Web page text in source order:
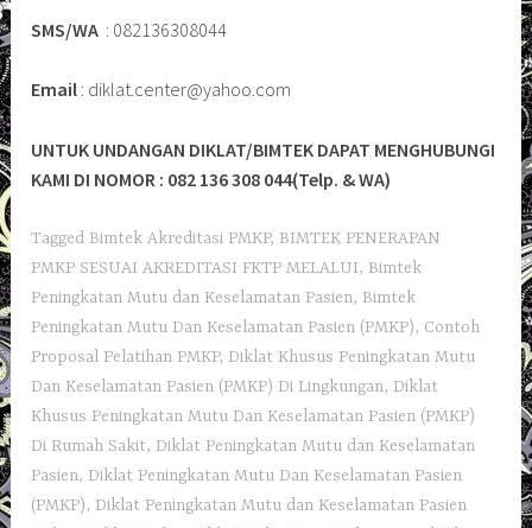
SMS/WA : 082136308044
Email : diklat.center@yahoo.com
UNTUK UNDANGAN DIKLAT/BIMTEK DAPAT MENGHUBUNGI
KAMI DI NOMOR : 082 136 308 044(Telp. & WA)
Tagged Bimtek Akreditasi PMKP, BIMTEK PENERAPAN
PMKP SESUAI AKREDITASI FKTP MELALUI, Bimtek
Peningkatan Mutu dan Keselamatan Pasien, Bimtek
Peningkatan Mutu Dan Keselamatan Pasien (PMKP), Contoh
Proposal Pelatihan PMKP,Diklat Khusus Peningkatan Mutu
Dan Keselamatan Pasien (PMKP) Di Lingkungan,Diklat
Khusus Peningkatan Mutu Dan Keselamatan Pasien (PMKP)
Di Rumah Sakit,Diklat Peningkatan Mutu dan Keselamatan
Pasien,Diklat Peningkatan Mutu Dan Keselamatan Pasien
(PMKP),Diklat Peningkatan Mutu dan Keselamatan Pasien